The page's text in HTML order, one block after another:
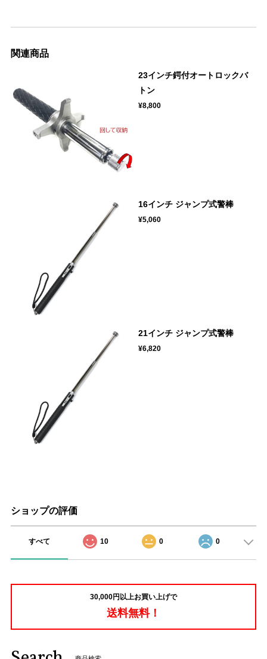
関連商品
23インチ鍔付オートロックバ
トン
¥8,800
16インチ ジャンプ式警棒
¥5,060
21インチ ジャンプ式警棒
¥6,820
ショップの評価
すべて 10 0 0
30,000円以上お買い上げで
送料無料！